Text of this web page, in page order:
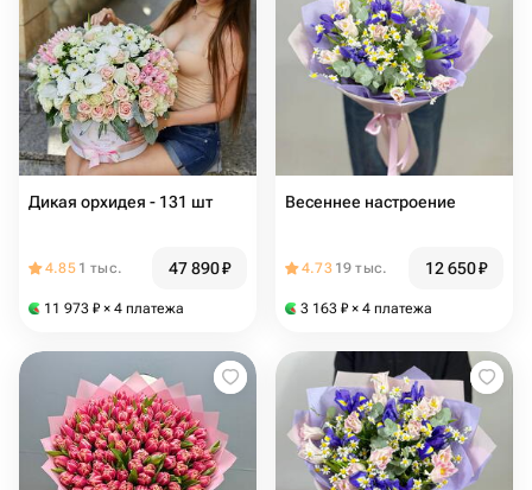
Дикая орхидея - 131 шт
4.85 1 тыс. 47 890₽
11 973 ₽ × 4 платежа
Весеннее настроение
4.73 19 тыс. 12 650₽
3 163 ₽ × 4 платежа